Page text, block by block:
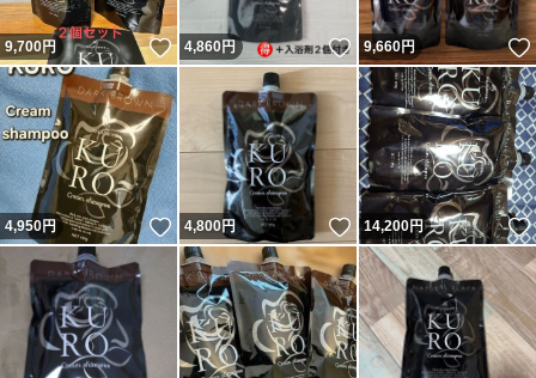
9,700円 いいね！
4,860円 いいね！
9,660円
4,950円 いいね！
4,800円 いいね！
14,200円